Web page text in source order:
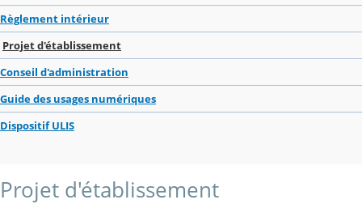
Règlement intérieur
Projet d'établissement
Conseil d'administration
Guide des usages numériques
Dispositif ULIS
Projet d'établissement